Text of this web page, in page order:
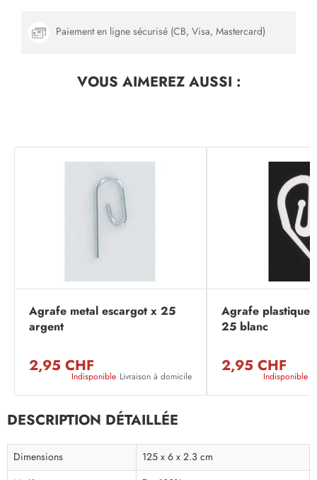
Paiement en ligne sécurisé (CB, Visa, Mastercard)
VOUS AIMEREZAUSSI :
Agrafe metal escargot x 25
argent
2,95 CHF
Indisponible Livraison à domicile
Agrafe plastique
25 blanc
2,95 CHF
Indisponible
DESCRIPTION DÉTAILLÉE
Dimensions
125 x 6 x 2.3 cm